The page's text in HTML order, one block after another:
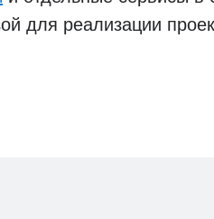
для реализации